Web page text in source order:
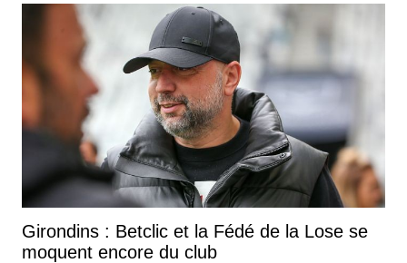
Girondins : Betclic et la Fédé de la Lose se
moquent encore du club